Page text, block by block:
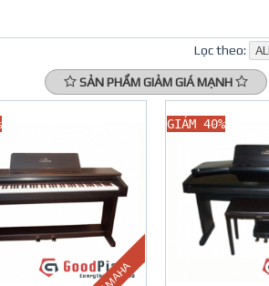
Lọc theo:
SẢN PHẨM GIẢM GIÁ MẠNH
GIẢM 40%